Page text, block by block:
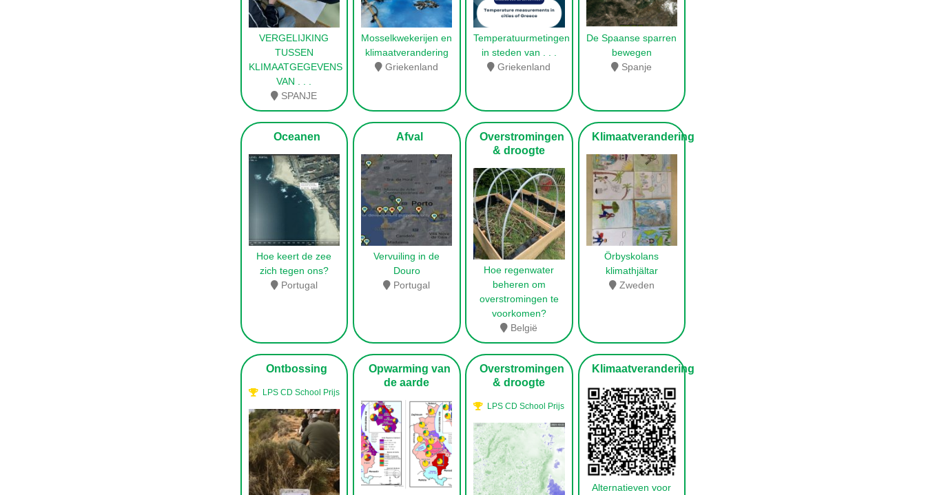
VERGELIJKING
TUSSEN
KLIMAATGEGEVENS
VAN . . .
SPANJE
Mosselkwekerijen en
klimaatverandering
Griekenland
Temperatuurmetingen
in steden van . . .
Griekenland
De Spaanse sparren
bewegen
Spanje
Oceanen
Hoe keert de zee
zich tegen ons?
Portugal
Afval
Vervuiling in de
Douro
Portugal
Overstromingen
& droogte
Hoe regenwater
beheren om
overstromingen te
voorkomen?
België
Klimaatverandering
Örbyskolans
klimathjältar
Zweden
Ontbossing
LPS CD School Prijs
Opwarming van
de aarde
Overstromingen
& droogte
LPS CD School Prijs
Klimaatverandering
Alternatieven voor